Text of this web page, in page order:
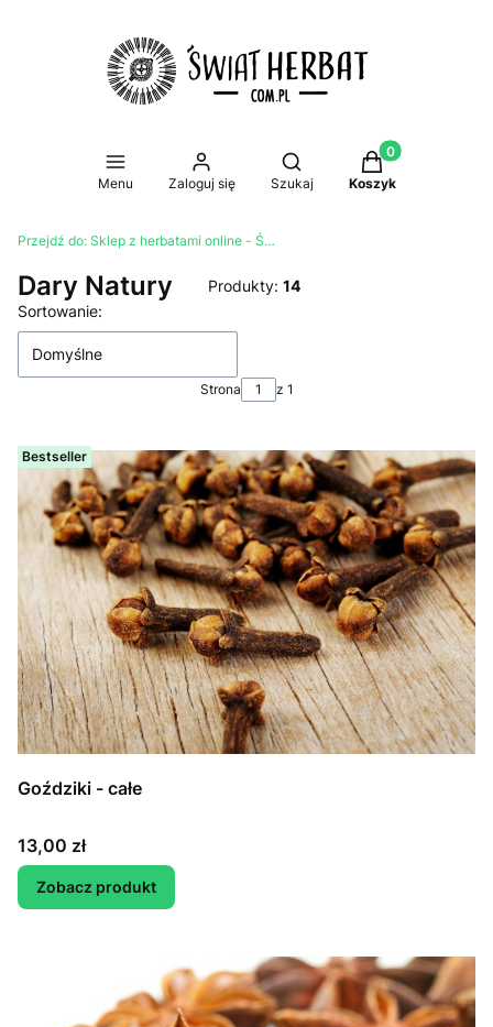
Menu Zaloguj się
Otwórz wyszukiwarkę
Szukaj
Produkty w
Koszyk
Przejdź do: Sklep z herbatami online - Świat Herbat
Dary Natury Produkty: 14
Lista produktów
Sortowanie:
Domyślne
Strona z 1
Bestseller
Goździki - całe
Cena
13,00 zł
Zobacz produkt